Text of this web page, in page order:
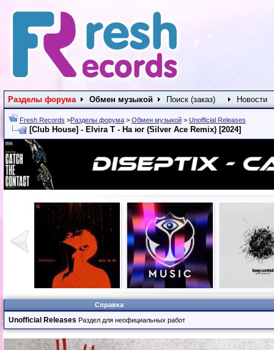
Разделы форума Обмен музыкой Поиск (заказ) Новости
Fresh Records >Разделы форума > Обмен музыкой > Unofficial Releases
[Club House] - Elvira T - На юг (Silver Ace Remix) [2024]
Справка
Unofficial Releases Раздел для неофициальных работ